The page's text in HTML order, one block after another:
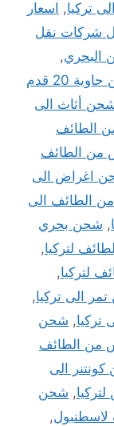
تركيا, اسعار
شركات نقل
البحري,
سعر شحن حاوية 20 قدم
أثاث الى
الطائف
من الطائف
اغراض الى
الطائف الى
, شحن بحري
لتركيا,
لتركيا,
الى تركيا,
, شحن
الطائف
الى
, شحن
,